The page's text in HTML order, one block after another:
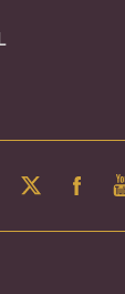
TWITTER